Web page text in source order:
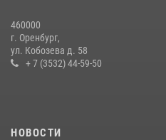
В Оренбурге росгвардейцы
проведения футбольного матча
03 августа 2026, 16:40
460000
г. Оренбург,
ул. Кобозева д. 58
+ 7 (3532) 44-59-50
НОВОСТИ